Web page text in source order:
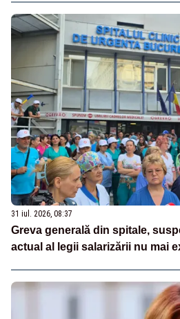
31 iul. 2026, 08:37
Greva generală din spitale,
actual al legii salarizării nu mai